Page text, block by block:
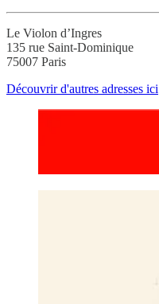
Le Violon d’Ingres
135 rue Saint-Dominique
75007 Paris
Découvrir d'autres adresses ici